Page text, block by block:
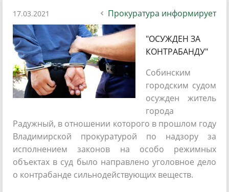
17.03.2021 Прокуратура информирует
"ОСУЖДЕН ЗА
КОНТРАБАНДУ"
Собинским
городским судом
осужден житель
города
Радужный, в отношении которого в прошлом году
Владимирской прокуратурой по надзору за
исполнением законов на особо режимных
объектах в суд было направлено уголовное дело
о контрабанде сильнодействующих веществ.